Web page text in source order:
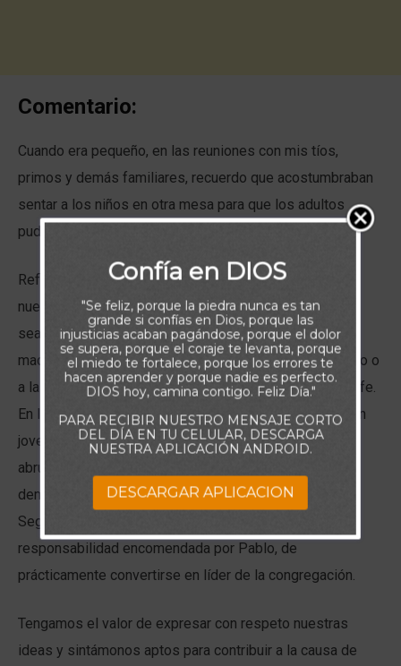
Comentario:
Cuando era pequeño, en las reuniones con mis tíos,
primos y demás familiares, recuerdo que acostumbraban
sentar a los niños en otra mesa para que los adultos
pudieran entablar sus conversaciones.
Reflexionando sobre ello, pienso como a veces en
nuestro caminar de fe en el Señor, puede ocurrir que
seamos también alejados, esta vez, no por ser menos
maduros, sino por no estar en una posición de liderazgo o
a la cabeza en el contexto donde expresamos nuestra fe.
En las escrituras de hoy, observamos como Timoteo, un
joven discípulo, es exhortado por Pablo a no sentirse
abrumado por su joven edad, sino a tomar parte y
demandar respeto entre los creyentes de la palabra.
Seguramente Timoteo fue sorprendido por la gran
responsabilidad encomendada por Pablo, de
prácticamente convertirse en líder de la congregación.
Tengamos el valor de expresar con respeto nuestras
ideas y sintámonos aptos para contribuir a la causa de
Confía en DIOS
"Se feliz, porque la piedra nunca es tan
grande si confías en Dios, porque las
injusticias acaban pagándose, porque el dolor
se supera, porque el coraje te levanta, porque
el miedo te fortalece, porque los errores te
hacen aprender y porque nadie es perfecto.
DIOS hoy, camina contigo. Feliz Día."
PARA RECIBIR NUESTRO MENSAJE CORTO
DEL DÍA EN TU CELULAR, DESCARGA
NUESTRA APLICACIÓN ANDROID.
DESCARGAR APLICACION